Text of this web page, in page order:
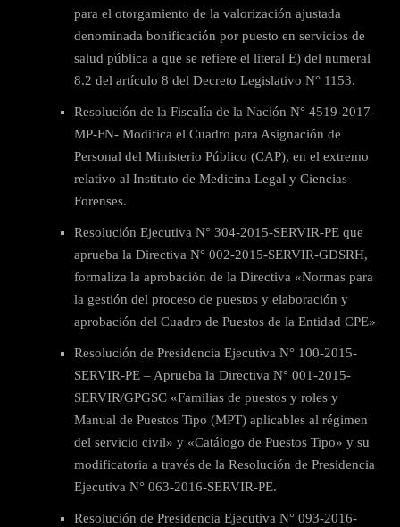
para el otorgamiento de la valorización ajustada
denominada bonificación por puesto en servicios de
salud pública a que se refiere el literal E) del numeral
8.2 del artículo 8 del Decreto Legislativo N° 1153.
Resolución de la Fiscalía de la Nación N° 4519-2017-
MP-FN- Modifica el Cuadro para Asignación de
Personal del Ministerio Público (CAP), en el extremo
relativo al Instituto de Medicina Legal y Ciencias
Forenses.
Resolución Ejecutiva N° 304-2015-SERVIR-PE que
aprueba la Directiva N° 002-2015-SERVIR-GDSRH,
formaliza la aprobación de la Directiva «Normas para
la gestión del proceso de puestos y elaboración y
aprobación del Cuadro de Puestos de la Entidad CPE»
Resolución de Presidencia Ejecutiva N° 100-2015-
SERVIR-PE – Aprueba la Directiva N° 001-2015-
SERVIR/GPGSC «Familias de puestos y roles y
Manual de Puestos Tipo (MPT) aplicables al régimen
del servicio civil» y «Catálogo de Puestos Tipo» y su
modificatoria a través de la Resolución de Presidencia
Ejecutiva N° 063-2016-SERVIR-PE.
Resolución de Presidencia Ejecutiva N° 093-2016-